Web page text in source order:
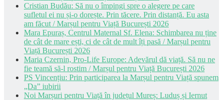
Cristian Budău: Să nu o împingi spre o alegere pe care
sufletul ei nu și-o dorește. Prin tăcere. Prin distanță. Eu asta
am făcut / Marșul pentru Viață București 2026
Mara Epuraș, Centrul Maternal Sf. Elena: Schimbarea nu ține
de cât de mare ești, ci de cât de mult îți pasă / Marșul pentru
Viață București 2026
Maria Czernin, Pro-Life Europe: Adevărul dă viață. Să nu ne
fie teamă să-l rostim / Marșul pentru Viață București 2026
PS Vincențiu: Prin participarea la Marșul pentru Viață spunem
„Da” iubirii
Noi Marșuri pentru Viață în județul Mureș: Luduș și Iernut